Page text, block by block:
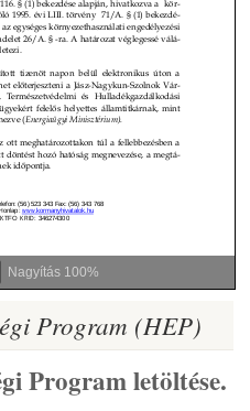
Nagyítás 100%
Program (HEP)
Program letöltése.